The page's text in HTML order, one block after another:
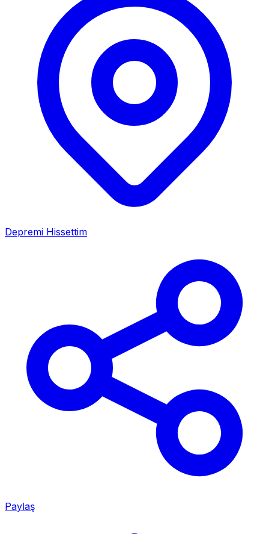
Depremi Hissettim
Paylaş